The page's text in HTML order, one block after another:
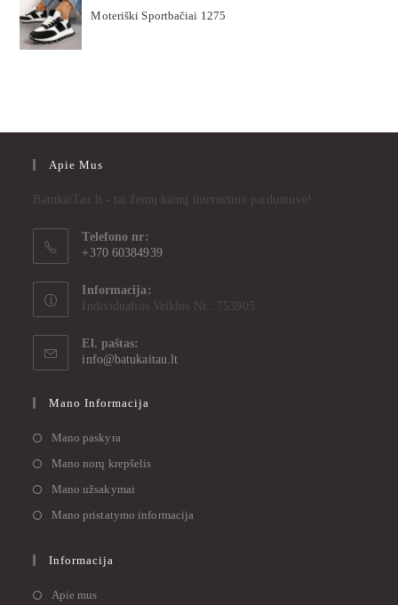
Moteriški Sportbačiai 1275
Apie Mus
BatukaiTau.lt - tai žemų kainų internetinė parduotuvė!
Telefono nr:
+370 60384939
Informacija:
Individualios Veiklos Nr.: 753905
El. paštas:
info@batukaitau.lt
Mano Informacija
Mano paskyra
Mano norų krepšelis
Mano užsakymai
Mano pristatymo informacija
Informacija
Apie mus